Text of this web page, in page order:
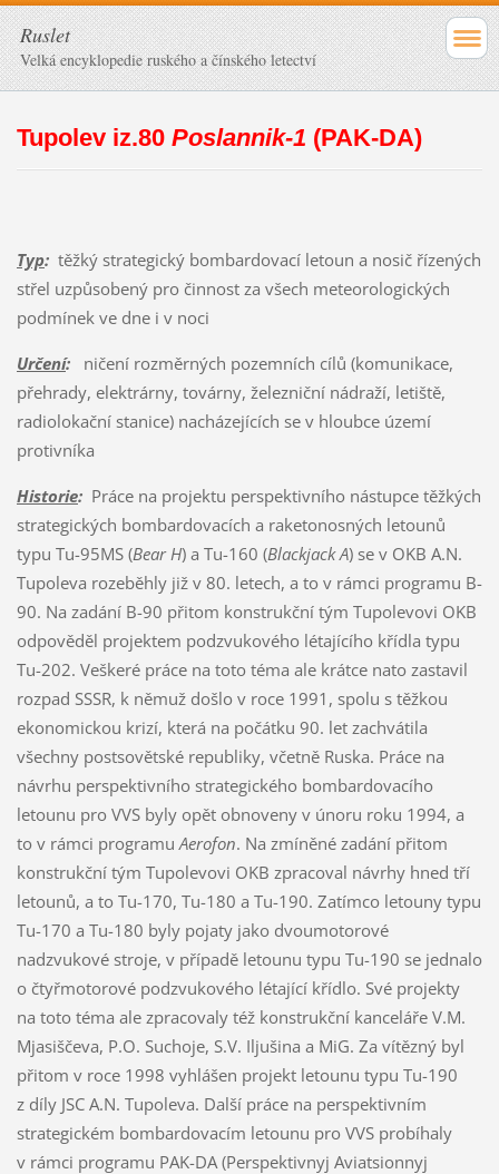
Ruslet
Velká encyklopedie ruského a čínského letectví
Tupolev iz.80 Poslannik-1 (PAK-DA)
Typ:těžký strategický bombardovací letoun a nosič řízených
střel uzpůsobený pro činnost za všech meteorologických
podmínek ve dne i v noci
Určení:ničení rozměrných pozemních cílů (komunikace,
přehrady, elektrárny, továrny, železniční nádraží, letiště,
radiolokační stanice) nacházejících se v hloubce území
protivníka
Historie:Práce na projektu perspektivního nástupce těžkých
strategických bombardovacích a raketonosných letounů
typu Tu-95MS (Bear H) a Tu-160 (Blackjack A) se v OKB A.N.
Tupoleva rozeběhly již v 80. letech, a to v rámci programu B-
90. Na zadání B-90 přitom konstrukční tým Tupolevovi OKB
odpověděl projektem podzvukového létajícího křídla typu
Tu-202. Veškeré práce na toto téma ale krátce nato zastavil
rozpad SSSR, k němuž došlo v roce 1991, spolu s těžkou
ekonomickou krizí, která na počátku 90. let zachvátila
všechny postsovětské republiky, včetně Ruska. Práce na
návrhu perspektivního strategického bombardovacího
letounu pro VVS byly opět obnoveny v únoru roku 1994, a
to v rámci programu Aerofon. Na zmíněné zadání přitom
konstrukční tým Tupolevovi OKB zpracoval návrhy hned tří
letounů, a to Tu-170, Tu-180 a Tu-190. Zatímco letouny typu
Tu-170 a Tu-180 byly pojaty jako dvoumotorové
nadzvukové stroje, v případě letounu typu Tu-190 se jednalo
o čtyřmotorové podzvukového létající křídlo. Své projekty
na toto téma ale zpracovaly též konstrukční kanceláře V.M.
Mjasiščeva, P.O. Suchoje, S.V. Iljušina a MiG. Za vítězný byl
přitom v roce 1998 vyhlášen projekt letounu typu Tu-190
z díly JSC A.N. Tupoleva. Další práce na perspektivním
strategickém bombardovacím letounu pro VVS probíhaly
v rámci programu PAK-DA (Perspektivnyj Aviatsionnyj